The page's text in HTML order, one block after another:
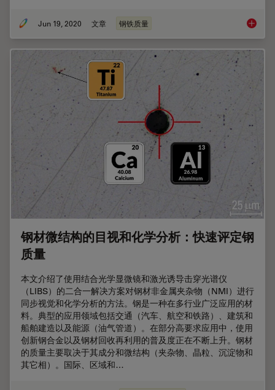
Jun 19, 2020 文章 钢铁质量 钢材中
钢材微结构的目视和化学分析：快速评定钢
质量
本文介绍了使用结合光学显微镜和激光诱导击穿光谱仪
（LIBS）的二合一解决方案对钢材非金属夹杂物（NMI）进行
同步视觉和化学分析的方法。钢是一种在多行业广泛应用的材
料。典型的应用领域包括交通（汽车、航空和铁路）、建筑和
船舶建造以及能源（油气管道）。在部分高要求应用中，使用
创新钢合金以及钢材回收再利用的普及度正在不断上升。钢材
的质量主要取决于其成分和微结构（夹杂物、晶粒、沉淀物和
其它相）。国际、区域和…